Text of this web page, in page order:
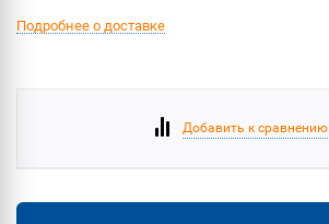
Подробнее о доставке
Добавить к сравнению